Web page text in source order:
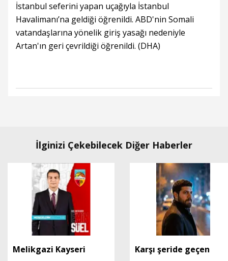
İstanbul seferini yapan uçağıyla İstanbul
Havalimanı’na geldiği öğrenildi. ABD'nin Somali
vatandaşlarına yönelik giriş yasağı nedeniyle
Artan'ın geri çevrildiği öğrenildi. (DHA)
İlginizi Çekebilecek Diğer Haberler
Melikgazi Kayseri
Karşı şeride geçen